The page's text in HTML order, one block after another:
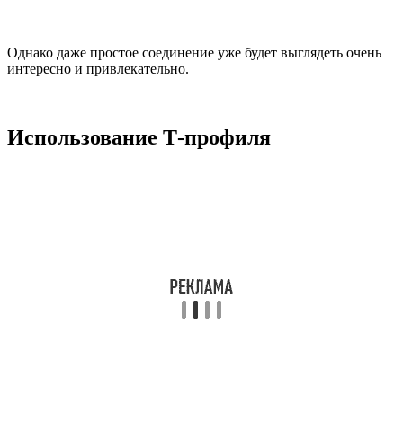
Однако даже простое соединение уже будет выглядеть очень
интересно и привлекательно.
Использование Т-профиля